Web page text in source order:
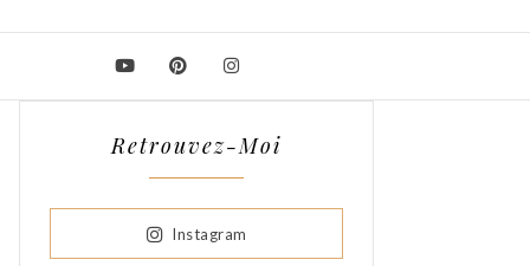
Retrouvez-Moi
Instagram